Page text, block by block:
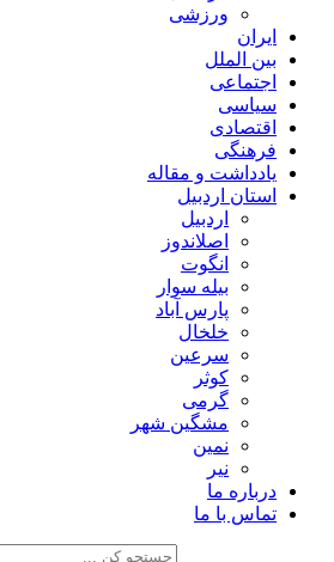
ورزشی
ایران
بین الملل
اجتماعی
سیاسی
اقتصادی
فرهنگی
یادداشت و مقاله
استان اردبیل
اردبیل
اصلاندوز
انگوت
بیله سوار
پارس آباد
خلخال
سرعین
کوثر
گرمی
مشگین شهر
نمین
نیر
درباره ما
تماس با ما